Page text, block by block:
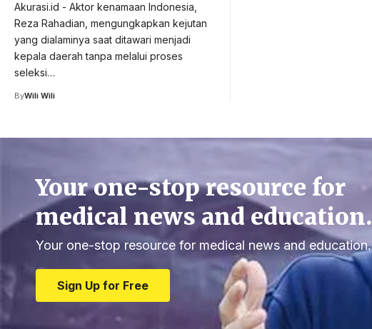
Akurasi.id - Aktor kenamaan Indonesia,
Reza Rahadian, mengungkapkan kejutan
yang dialaminya saat ditawari menjadi
kepala daerah tanpa melalui proses
seleksi…
ByWili Wili
Your one-stop resource for
medical news and education.
Your one-stop resource for medical news and education.
Sign Up for Free